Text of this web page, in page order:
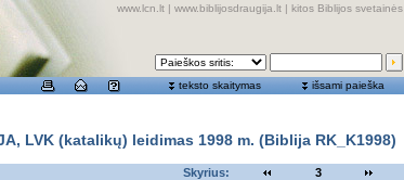
www.lcn.lt | www.biblijosdraugija.lt | kitos Biblijos svetainės
teksto skaitymas išsami paieška
LVK (katalikų) leidimas 1998 m. (Biblija RK_K1998)
Skyrius: 3